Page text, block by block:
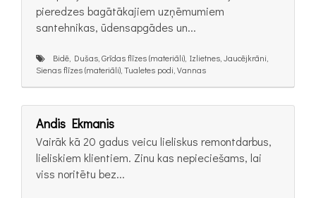
pieredzes bagātākajiem uzņēmumiem
santehnikas, ūdensapgādes un...
Bidē, Dušas, Grīdas flīzes (materiāli), Izlietnes, Jaucējkrāni,
Sienas flīzes (materiāli), Tualetes podi, Vannas
Andis Ekmanis
Vairāk kā 20 gadus veicu lieliskus remontdarbus,
lieliskiem klientiem. Zinu kas nepieciešams, lai
viss noritētu bez...